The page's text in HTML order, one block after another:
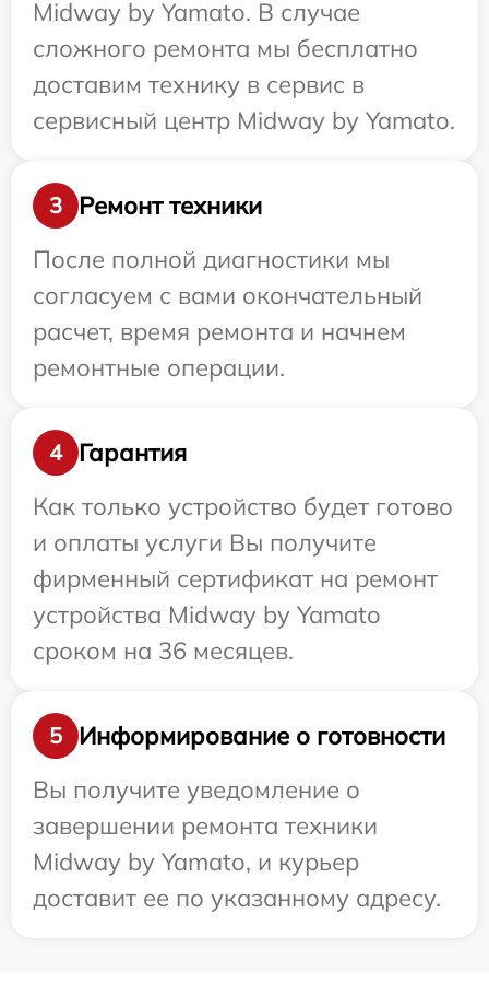
Midway by Yamato. В случае
сложного ремонта мы бесплатно
доставим технику в сервис в
сервисный центр Midway by Yamato.
3
Ремонт техники
После полной диагностики мы
согласуем с вами окончательный
расчет, время ремонта и начнем
ремонтные операции.
4
Гарантия
Как только устройство будет готово
и оплаты услуги Вы получите
фирменный сертификат на ремонт
устройства Midway by Yamato
сроком на 36 месяцев.
5
Информирование о готовности
Вы получите уведомление о
завершении ремонта техники
Midway by Yamato, и курьер
доставит ее по указанному адресу.